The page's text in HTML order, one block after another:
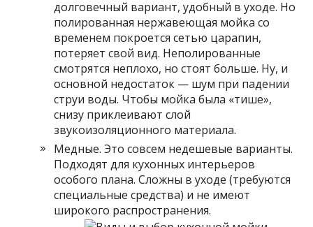
долговечный вариант, удобный в уходе. Но
полированная нержавеющая мойка со
временем покроется сетью царапин,
потеряет свой вид. Неполированные
смотрятся неплохо, но стоят больше. Ну, и
основной недостаток — шум при падении
струи воды. Чтобы мойка была «тише»,
снизу приклеивают слой
звукоизоляционного материала.
Медные. Это совсем недешевые варианты.
Подходят для кухонных интерьеров
особого плана. Сложны в уходе (требуются
специальные средства) и не имеют
широкого распространения.